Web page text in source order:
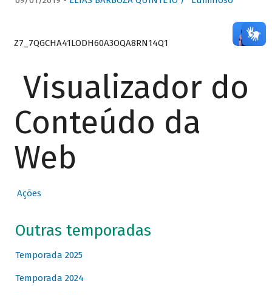
Z7_7QGCHA41LODH60A3OQA8RN14Q1
Visualizador do
Conteúdo da
Web
Ações
Outras temporadas
Temporada 2025
Temporada 2024